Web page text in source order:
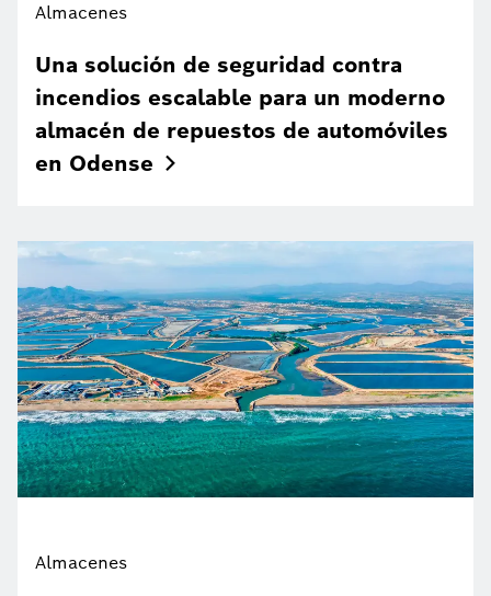
Almacenes
Una solución de seguridad contra
incendios escalable para un moderno
almacén de repuestos de automóviles
en Odense
Almacenes